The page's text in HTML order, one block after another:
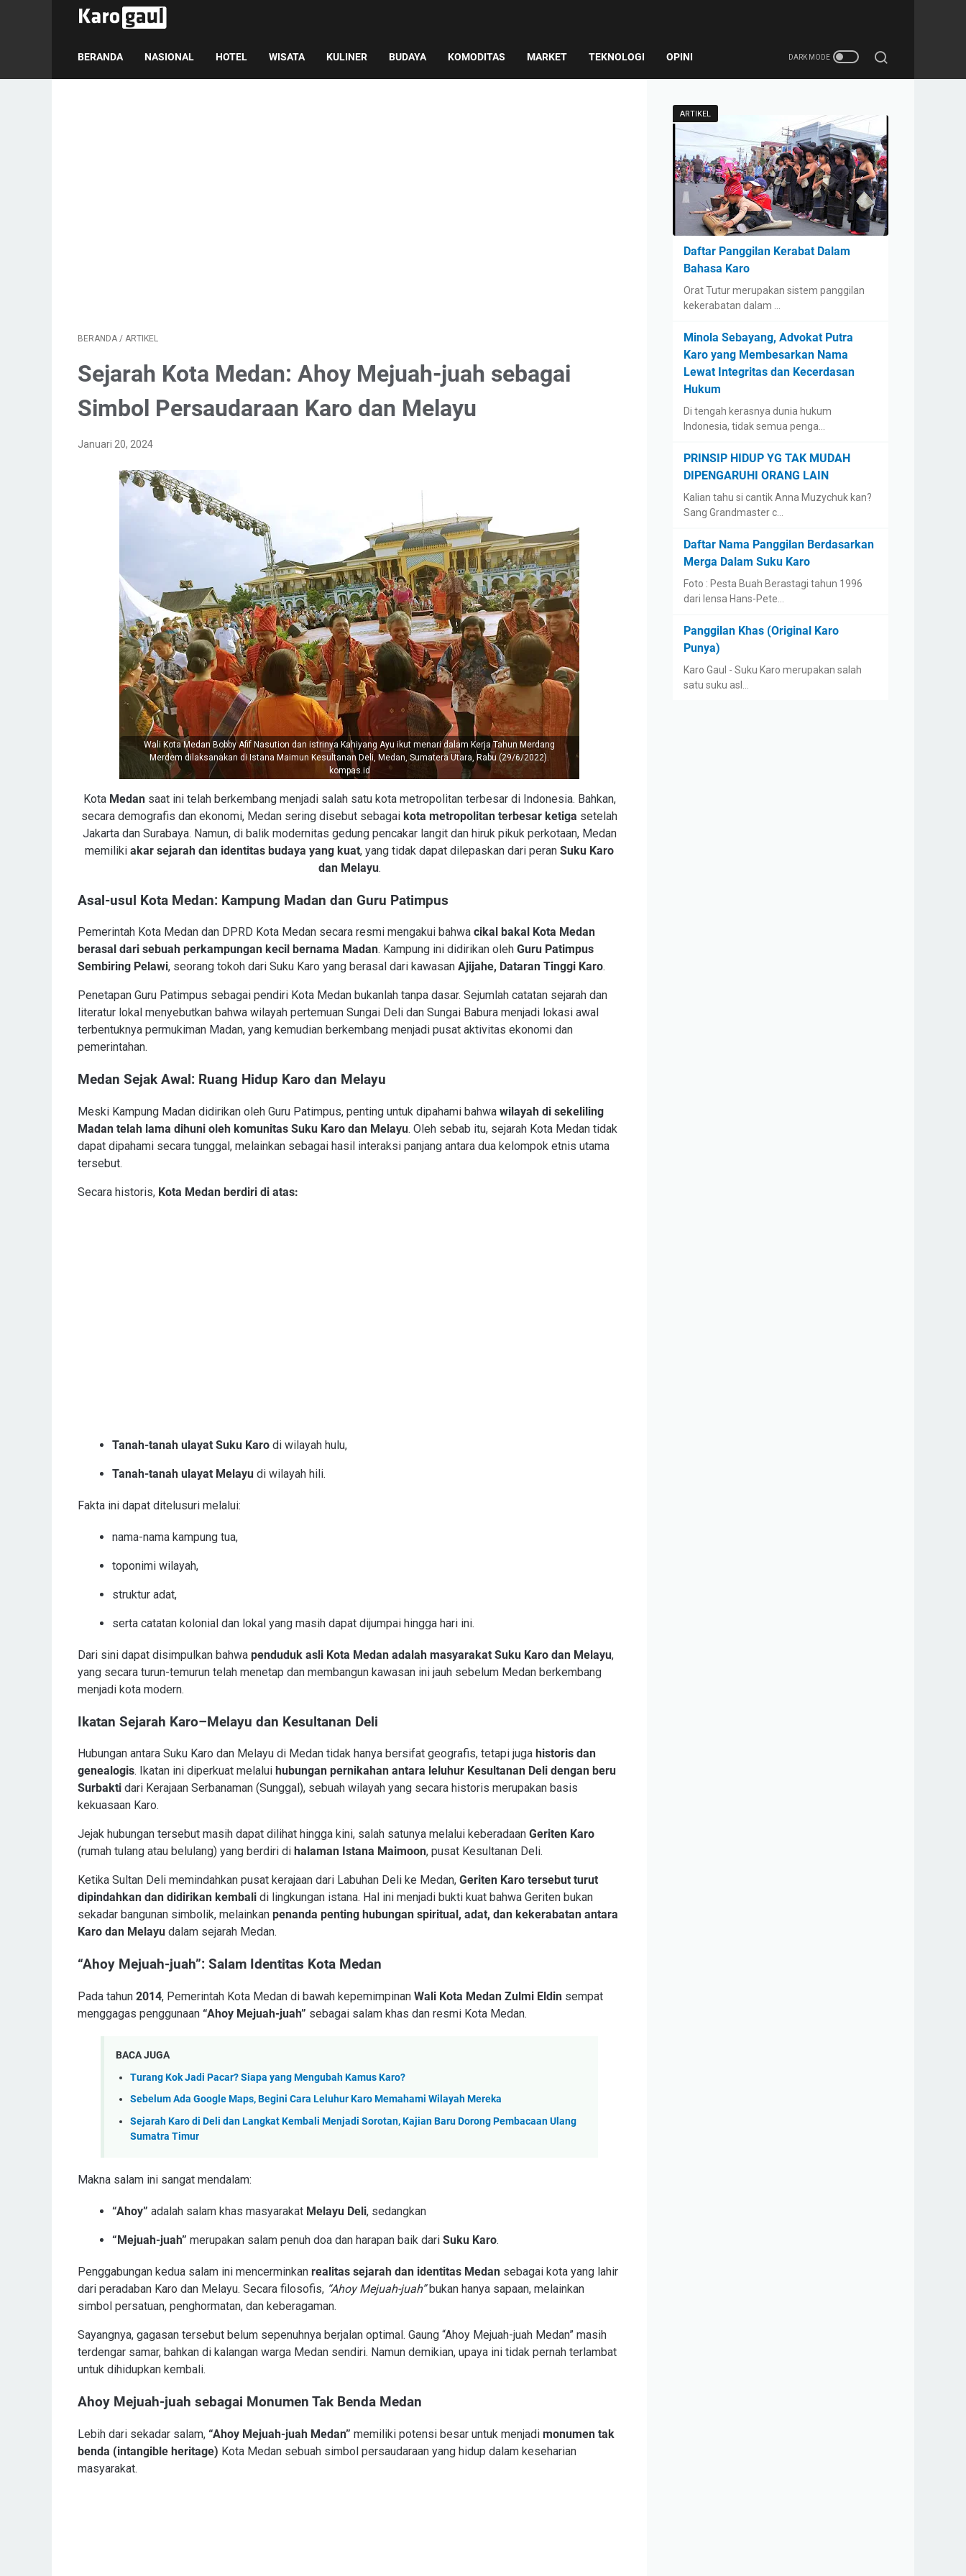
BERANDA NASIONAL HOTEL WISATA KULINER BUDAYA KOMODITAS MARKET TEKNOLOGI OPINI
BERANDA / ARTIKEL
Sejarah Kota Medan: Ahoy Mejuah-juah sebagai
Simbol Persaudaraan Karo dan Melayu
Januari 20, 2024
Wali Kota Medan Bobby Afif Nasution dan istrinya Kahiyang Ayu ikut menari dalam Kerja Tahun Merdang
Merdem dilaksanakan di Istana Maimun Kesultanan Deli, Medan, Sumatera Utara, Rabu (29/6/2022).
kompas.id
Kota Medansaat ini telah berkembang menjadi salah satu kota metropolitan terbesar di Indonesia. Bahkan,
secara demografis dan ekonomi, Medan sering disebut sebagai kota metropolitan terbesar ketiga setelah
Jakarta dan Surabaya. Namun, di balik modernitas gedung pencakar langit dan hiruk pikuk perkotaan, Medan
memiliki akar sejarah dan identitas budaya yang kuat, yang tidak dapat dilepaskan dari peran Suku Karo
dan Melayu.
Asal-usul Kota Medan: Kampung Madan dan Guru Patimpus
Pemerintah Kota Medan dan DPRD Kota Medan secara resmi mengakui bahwa cikal bakal Kota Medan
berasal dari sebuah perkampungan kecil bernama Madan. Kampung ini didirikan oleh Guru Patimpus
Sembiring Pelawi, seorang tokoh dari Suku Karo yang berasal dari kawasan Ajijahe, Dataran Tinggi Karo.
Penetapan Guru Patimpus sebagai pendiri Kota Medan bukanlah tanpa dasar. Sejumlah catatan sejarah dan
literatur lokal menyebutkan bahwa wilayah pertemuan Sungai Deli dan Sungai Babura menjadi lokasi awal
terbentuknya permukiman Madan, yang kemudian berkembang menjadi pusat aktivitas ekonomi dan
pemerintahan.
Medan Sejak Awal: Ruang Hidup Karo dan Melayu
Meski Kampung Madan didirikan oleh Guru Patimpus, penting untuk dipahami bahwa wilayah di sekeliling
Madan telah lama dihuni oleh komunitas Suku Karo dan Melayu. Oleh sebab itu, sejarah Kota Medan tidak
dapat dipahami secara tunggal, melainkan sebagai hasil interaksi panjang antara dua kelompok etnis utama
tersebut.
Secara historis, Kota Medan berdiri di atas:
Tanah-tanah ulayat Suku Karo di wilayah hulu,
Tanah-tanah ulayat Melayu di wilayah hili.
Fakta ini dapat ditelusuri melalui:
nama-nama kampung tua,
toponimi wilayah,
struktur adat,
serta catatan kolonial dan lokal yang masih dapat dijumpai hingga hari ini.
Dari sini dapat disimpulkan bahwa penduduk asli Kota Medan adalah masyarakat Suku Karo dan Melayu,
yang secara turun-temurun telah menetap dan membangun kawasan ini jauh sebelum Medan berkembang
menjadi kota modern.
Ikatan Sejarah Karo–Melayu dan Kesultanan Deli
Hubungan antara Suku Karo dan Melayu di Medan tidak hanya bersifat geografis, tetapi juga historis dan
genealogis. Ikatan ini diperkuat melalui hubungan pernikahan antara leluhur Kesultanan Deli dengan beru
Surbakti dari Kerajaan Serbanaman (Sunggal), sebuah wilayah yang secara historis merupakan basis
kekuasaan Karo.
Jejak hubungan tersebut masih dapat dilihat hingga kini, salah satunya melalui keberadaan Geriten Karo
(rumah tulang atau belulang) yang berdiri di halaman Istana Maimoon, pusat Kesultanan Deli.
Ketika Sultan Deli memindahkan pusat kerajaan dari Labuhan Deli ke Medan, Geriten Karo tersebut turut
dipindahkan dan didirikan kembali di lingkungan istana. Hal ini menjadi bukti kuat bahwa Geriten bukan
sekadar bangunan simbolik, melainkan penanda penting hubungan spiritual, adat, dan kekerabatan antara
Karo dan Melayu dalam sejarah Medan.
“Ahoy Mejuah-juah”: Salam Identitas Kota Medan
Pada tahun 2014, Pemerintah Kota Medan di bawah kepemimpinan Wali Kota Medan Zulmi Eldin sempat
menggagas penggunaan “Ahoy Mejuah-juah” sebagai salam khas dan resmi Kota Medan.
BACA JUGA
Turang Kok Jadi Pacar? Siapa yang Mengubah Kamus Karo?
Sebelum Ada Google Maps, Begini Cara Leluhur Karo Memahami Wilayah Mereka
Sejarah Karo di Deli dan Langkat Kembali Menjadi Sorotan, Kajian Baru Dorong Pembacaan Ulang
Sumatra Timur
Makna salam ini sangat mendalam:
“Ahoy” adalah salam khas masyarakat Melayu Deli, sedangkan
“Mejuah-juah” merupakan salam penuh doa dan harapan baik dari Suku Karo.
Penggabungan kedua salam ini mencerminkan realitas sejarah dan identitas Medan sebagai kota yang lahir
dari peradaban Karo dan Melayu. Secara filosofis, “Ahoy Mejuah-juah”bukan hanya sapaan, melainkan
simbol persatuan, penghormatan, dan keberagaman.
Sayangnya, gagasan tersebut belum sepenuhnya berjalan optimal. Gaung “Ahoy Mejuah-juah Medan” masih
terdengar samar, bahkan di kalangan warga Medan sendiri. Namun demikian, upaya ini tidak pernah terlambat
untuk dihidupkan kembali.
Ahoy Mejuah-juah sebagai Monumen Tak Benda Medan
Lebih dari sekadar salam, “Ahoy Mejuah-juah Medan” memiliki potensi besar untuk menjadi monumen tak
benda (intangible heritage) Kota Medan sebuah simbol persaudaraan yang hidup dalam keseharian
masyarakat.
ARTIKEL
Daftar Panggilan Kerabat Dalam
Bahasa Karo
Orat Tutur merupakan sistem panggilan
kekerabatan dalam …
Minola Sebayang, Advokat Putra
Karo yang Membesarkan Nama
Lewat Integritas dan Kecerdasan
Hukum
Di tengah kerasnya dunia hukum
Indonesia, tidak semua penga…
PRINSIP HIDUP YG TAK MUDAH
DIPENGARUHI ORANG LAIN
Kalian tahu si cantik Anna Muzychuk kan?
Sang Grandmaster c…
Daftar Nama Panggilan Berdasarkan
Merga Dalam Suku Karo
Foto : Pesta Buah Berastagi tahun 1996
dari lensa Hans-Pete…
Panggilan Khas (Original Karo
Punya)
Karo Gaul - Suku Karo merupakan salah
satu suku asl…